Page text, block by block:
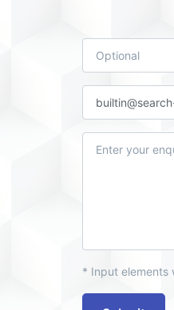
* Input elements